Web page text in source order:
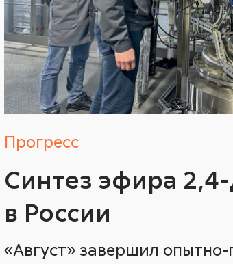
Прогресс
Синтез эфира
в России
«Август» завершил